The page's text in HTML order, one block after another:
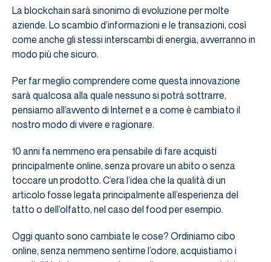
La blockchain sarà sinonimo di evoluzione per molte
aziende. Lo scambio d’informazioni e le transazioni, così
come anche gli stessi interscambi di energia, avverranno in
modo più che sicuro.
Per far meglio comprendere come questa innovazione
sarà qualcosa alla quale nessuno si potrà sottrarre,
pensiamo all’avvento di Internet e a come è cambiato il
nostro modo di vivere e ragionare.
10 anni fa nemmeno era pensabile di fare acquisti
principalmente online, senza provare un abito o senza
toccare un prodotto. C’era l’idea che la qualità di un
articolo fosse legata principalmente all’esperienza del
tatto o dell’olfatto, nel caso del food per esempio.
Oggi quanto sono cambiate le cose? Ordiniamo cibo
online, senza nemmeno sentirne l’odore, acquistiamo i